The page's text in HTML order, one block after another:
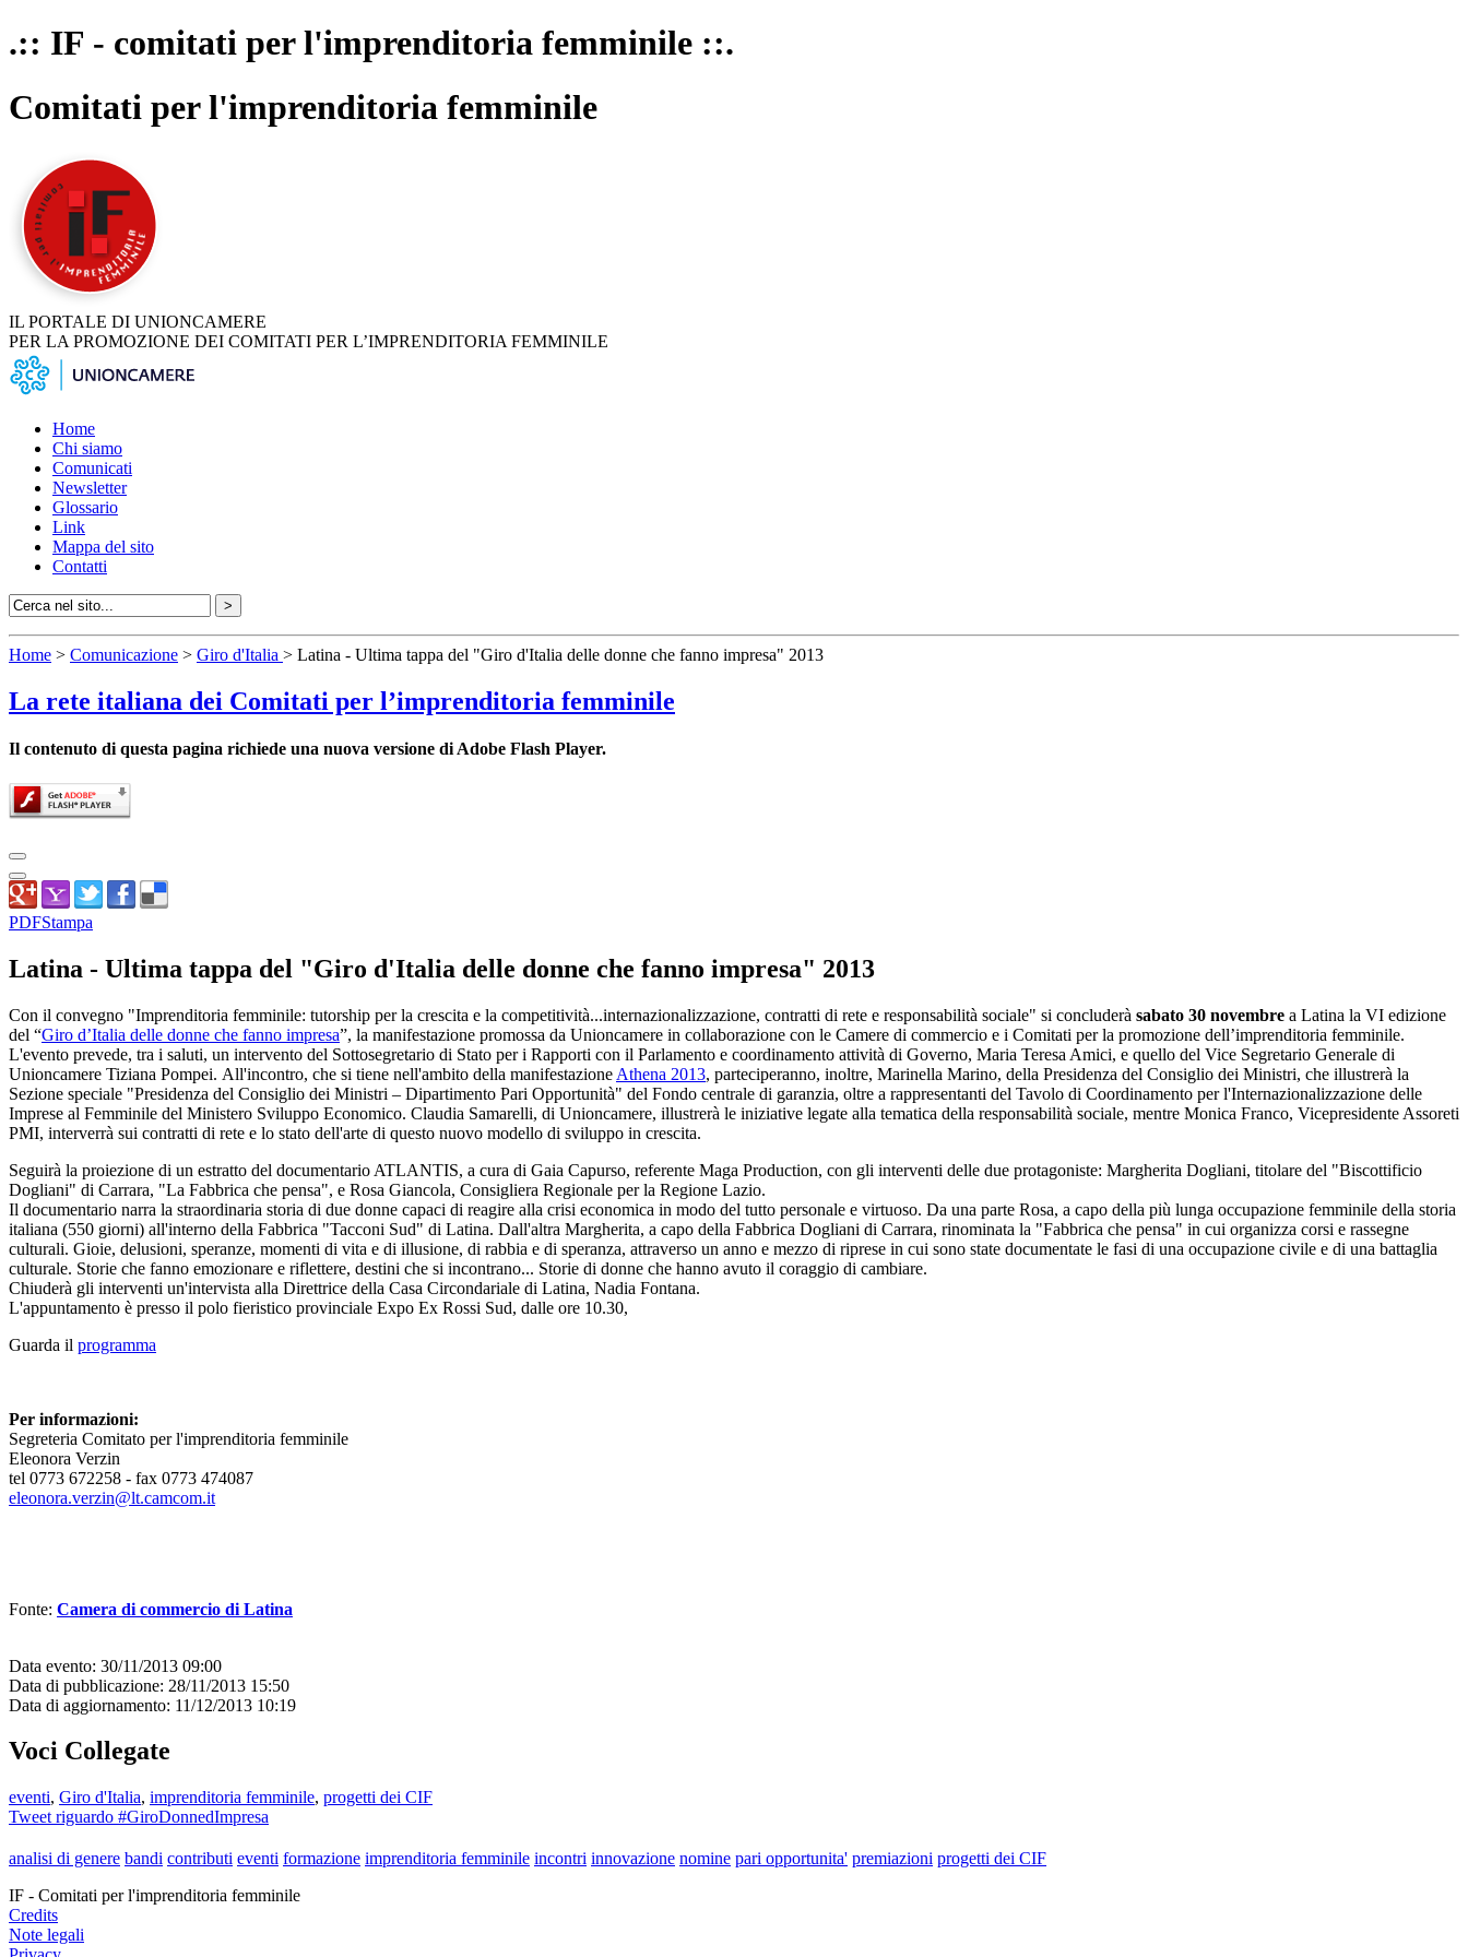
.:: IF - comitati per l'imprenditoria femminile ::.
Comitati per l'imprenditoria femminile
IL PORTALE DI UNIONCAMERE
PER LA PROMOZIONE DEI COMITATI PER L’IMPRENDITORIA FEMMINILE
Home
Chi siamo
Comunicati
Newsletter
Glossario
Link
Mappa del sito
Contatti
Home > Comunicazione > Giro d'Italia > Latina - Ultima tappa del "Giro d'Italia delle donne che fanno impresa" 2013
La rete italiana dei Comitati per l’imprenditoria femminile
Il contenuto di questa pagina richiede una nuova versione di Adobe Flash Player.
PDFStampa
Latina - Ultima tappa del "Giro d'Italia delle donne che fanno impresa" 2013
Con il convegno "Imprenditoria femminile: tutorship per la crescita e la competitività...internazionalizzazione, contratti di rete e responsabilità sociale" si concluderà sabato 30 novembre a Latina la VI edizione
del “Giro d’Italia delle donne che fanno impresa”, la manifestazione promossa da Unioncamere in collaborazione con le Camere di commercio e i Comitati per la promozione dell’imprenditoria femminile.
L'evento prevede, tra i saluti, un intervento del Sottosegretario di Stato per i Rapporti con il Parlamento e coordinamento attività di Governo, Maria Teresa Amici, e quello del Vice Segretario Generale di
Unioncamere Tiziana Pompei. All'incontro, che si tiene nell'ambito della manifestazione Athena 2013, parteciperanno, inoltre, Marinella Marino, della Presidenza del Consiglio dei Ministri, che illustrerà la
Sezione speciale "Presidenza del Consiglio dei Ministri – Dipartimento Pari Opportunità" del Fondo centrale di garanzia, oltre a rappresentanti del Tavolo di Coordinamento per l'Internazionalizzazione delle
Imprese al Femminile del Ministero Sviluppo Economico. Claudia Samarelli, di Unioncamere, illustrerà le iniziative legate alla tematica della responsabilità sociale, mentre Monica Franco, Vicepresidente Assoreti
PMI, interverrà sui contratti di rete e lo stato dell'arte di questo nuovo modello di sviluppo in crescita.
Seguirà la proiezione di un estratto del documentario ATLANTIS, a cura di Gaia Capurso, referente Maga Production, con gli interventi delle due protagoniste: Margherita Dogliani, titolare del "Biscottificio
Dogliani" di Carrara, "La Fabbrica che pensa", e Rosa Giancola, Consigliera Regionale per la Regione Lazio.
Il documentario narra la straordinaria storia di due donne capaci di reagire alla crisi economica in modo del tutto personale e virtuoso. Da una parte Rosa, a capo della più lunga occupazione femminile della storia
italiana (550 giorni) all'interno della Fabbrica "Tacconi Sud" di Latina. Dall'altra Margherita, a capo della Fabbrica Dogliani di Carrara, rinominata la "Fabbrica che pensa" in cui organizza corsi e rassegne
culturali. Gioie, delusioni, speranze, momenti di vita e di illusione, di rabbia e di speranza, attraverso un anno e mezzo di riprese in cui sono state documentate le fasi di una occupazione civile e di una battaglia
culturale. Storie che fanno emozionare e riflettere, destini che si incontrano... Storie di donne che hanno avuto il coraggio di cambiare.
Chiuderà gli interventi un'intervista alla Direttrice della Casa Circondariale di Latina, Nadia Fontana.
L'appuntamento è presso il polo fieristico provinciale Expo Ex Rossi Sud, dalle ore 10.30,
Guarda il programma
Per informazioni:
Segreteria Comitato per l'imprenditoria femminile
Eleonora Verzin
tel 0773 672258 - fax 0773 474087
eleonora.verzin@lt.camcom.it
Fonte: Camera di commercio di Latina
Data evento: 30/11/2013 09:00
Data di pubblicazione: 28/11/2013 15:50
Data di aggiornamento: 11/12/2013 10:19
Voci Collegate
eventi, Giro d'Italia, imprenditoria femminile, progetti dei CIF
Tweet riguardo #GiroDonnedImpresa
analisi di genere bandi contributi eventi formazione imprenditoria femminile incontri innovazione nomine pari opportunita' premiazioni progetti dei CIF
IF - Comitati per l'imprenditoria femminile
Credits
Note legali